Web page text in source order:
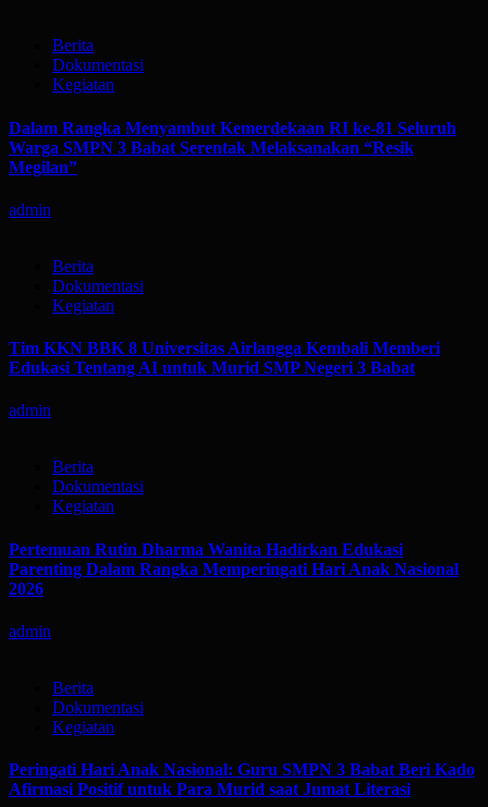
Berita
Dokumentasi
Kegiatan
Dalam Rangka Menyambut Kemerdekaan RI ke-81 Seluruh
Warga SMPN 3 Babat Serentak Melaksanakan “Resik
Megilan”
admin
Berita
Dokumentasi
Kegiatan
Tim KKN BBK 8 Universitas Airlangga Kembali Memberi
Edukasi Tentang AI untuk Murid SMP Negeri 3 Babat
admin
Berita
Dokumentasi
Kegiatan
Pertemuan Rutin Dharma Wanita Hadirkan Edukasi
Parenting Dalam Rangka Memperingati Hari Anak Nasional
2026
admin
Berita
Dokumentasi
Kegiatan
Peringati Hari Anak Nasional: Guru SMPN 3 Babat Beri Kado
Afirmasi Positif untuk Para Murid saat Jumat Literasi